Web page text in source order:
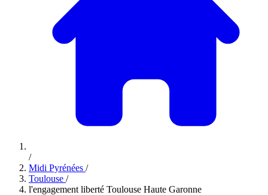
/
Midi Pyrénées /
Toulouse /
l'engagement liberté Toulouse Haute Garonne